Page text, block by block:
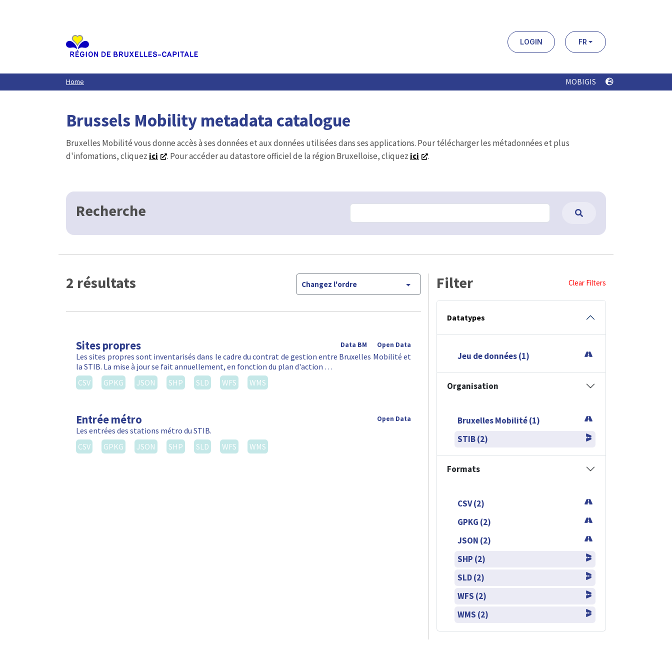
LOGIN FR
Home MOBIGIS
Brussels Mobility metadata catalogue
Bruxelles Mobilité vous donne accès à ses données et aux données utilisées dans ses applications. Pour télécharger les métadonnées et plus
d'infomations, cliquez ici . Pour accéder au datastore officiel de la région Bruxelloise, cliquez ici .
Recherche
2 résultats Changez l'ordre
Sites propres Open Data
Data BM
Les sites propres sont inventarisés dans le cadre du contrat de gestion entre Bruxelles Mobilité et
la STIB. La mise à jour se fait annuellement, en fonction du plan d'action …
CSV
GPKG JSON SHP SLD WFS WMS
Entrée métro Open Data
Les entrées des stations métro du STIB.
CSV
GPKG JSON SHP SLD WFS WMS
Filter Clear Filters
Datatypes
Jeu de données (1)
Organisation
Bruxelles Mobilité (1)
STIB (2)
Formats
CSV (2)
GPKG (2)
JSON (2)
SHP (2)
SLD (2)
WFS (2)
WMS (2)